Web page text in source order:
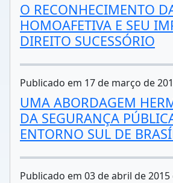
O RECONHECIMENTO
HOMOAFETIVA E SEU
DIREITO SUCESSÓRIO
Publicado em 17 de março de
UMA ABORDAGEM
DA SEGURANÇA
ENTORNO SUL DE
Publicado em 03 de abril de 2015